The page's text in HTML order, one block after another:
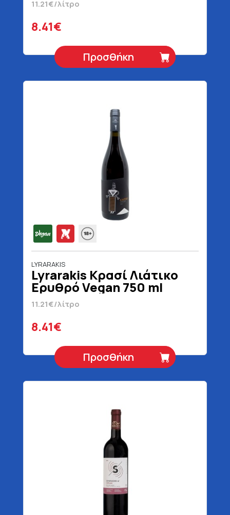
11.21€/λίτρο
8.41€
Προσθήκη
LYRARAKIS
Lyrarakis Κρασί Λιάτικο
Ερυθρό Vegan 750 ml
11.21€/λίτρο
8.41€
Προσθήκη